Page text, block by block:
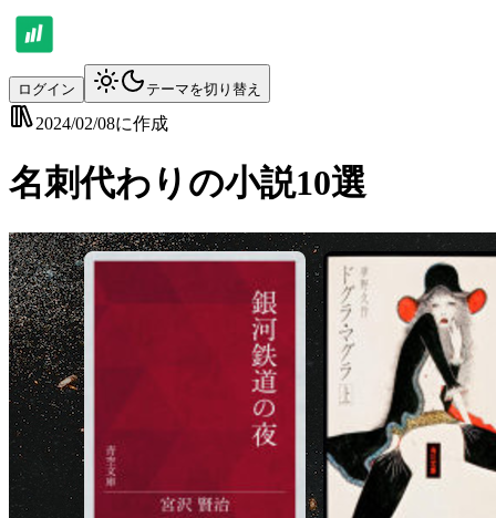
ログイン テーマを切り替え
2024/02/08に作成
名刺代わりの小説10選